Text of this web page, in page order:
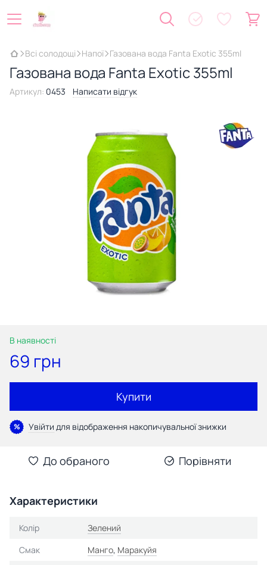
Всі солодощі Напої Газована вода Fanta Exotic 355ml
Газована вода Fanta Exotic 355ml
Артикул: 0453 Написати відгук
В наявності
69 грн
Купити
% Увійти для відображення накопичувальної знижки
До обраного Порівняти
Характеристики
Колір
Зелений
Смак
Манго, Маракуйя